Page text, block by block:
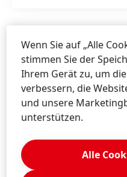
AUSSCHÜSSE
Finanzausschuss
Wenn Sie auf „Alle
stimmen Sie der
Ihrem Gerät zu, um
verbessern, die
und unsere
unterstützen.
Alle